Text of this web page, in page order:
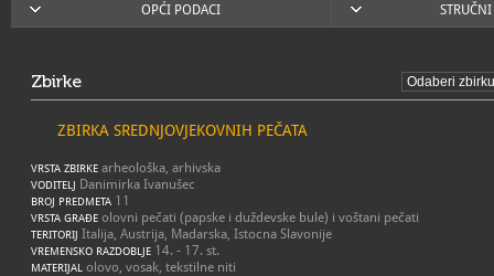
OPĆI PODACI
Zbirke
ZBIRKA SREDNJOVJEKOVNIH PEČATA
VRSTA ZBIRKE arheološka, arhivska
VODITELJ Danimirka Ivanušec
BROJ PREDMETA 11
VRSTA GRAĐE olovni pečati (papske i duždevske bule) i voštani pečati
TERITORIJ Italija, Austrija, Madarska, Istocna Slavonije
VREMENSKO RAZDOBLJE 14. - 17. st.
MATERIJAL olovo, vosak, tekstilne niti